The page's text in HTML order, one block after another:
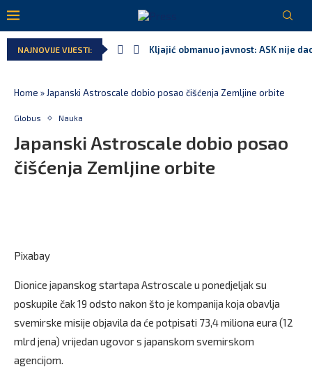
NAJNOVIJE VIJESTI:
Kljajić obmanuo javnost: ASK nije
Home » Japanski Astroscale dobio posao čišćenja Zemljine orbite
Globus Nauka
Japanski Astroscale dobio posao
čišćenja Zemljine orbite
Pixabay
Dionice japanskog startapa Astroscale u ponedjeljak su
poskupile čak 19 odsto nakon što je kompanija koja obavlja
svemirske misije objavila da će potpisati 73,4 miliona eura (12
mlrd jena) vrijedan ugovor s japanskom svemirskom
agencijom.